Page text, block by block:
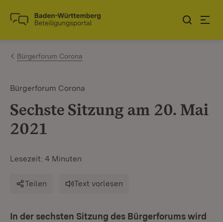
Zum Inhalt springen
Link zur Startseite
Bürgerforum Corona
Bürgerforum Corona
Sechste Sitzung am 20. Mai
2021
Lesezeit: 4 Minuten
Teilen Text vorlesen
In der sechsten Sitzung des Bürgerforums wird